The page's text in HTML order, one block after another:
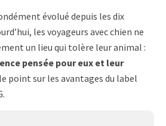
évolué depuis les dix
les voyageurs avec chien ne
un lieu qui tolère leur animal :
pensée pour eux et leur
point sur les avantages du label